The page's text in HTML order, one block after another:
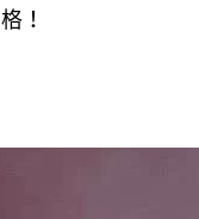
格 ！